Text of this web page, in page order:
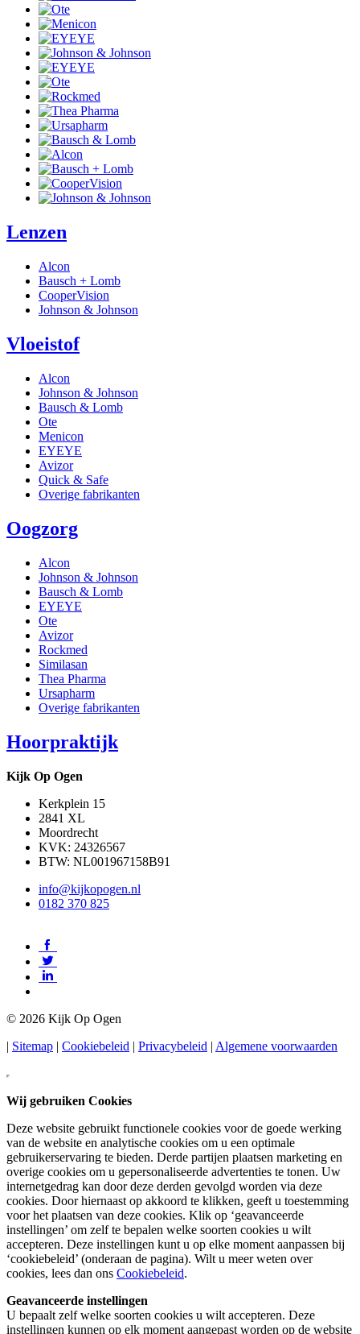
Lenzen
Alcon
Bausch + Lomb
CooperVision
Johnson & Johnson
Vloeistof
Alcon
Johnson & Johnson
Bausch & Lomb
Ote
Menicon
EYEYE
Avizor
Quick & Safe
Overige fabrikanten
Oogzorg
Alcon
Johnson & Johnson
Bausch & Lomb
EYEYE
Ote
Avizor
Rockmed
Similasan
Thea Pharma
Ursapharm
Overige fabrikanten
Hoorpraktijk
Kijk Op Ogen
Kerkplein 15
2841 XL
Moordrecht
KVK: 24326567
BTW: NL001967158B91
info@kijkopogen.nl
0182 370 825
© 2026 Kijk Op Ogen
| Sitemap | Cookiebeleid | Privacybeleid | Algemene voorwaarden
Wij gebruiken Cookies
Deze website gebruikt functionele cookies voor de goede werking
van de website en analytische cookies om u een optimale
gebruikerservaring te bieden. Derde partijen plaatsen marketing en
overige cookies om u gepersonaliseerde advertenties te tonen. Uw
internetgedrag kan door deze derden gevolgd worden via deze
cookies. Door hiernaast op akkoord te klikken, geeft u toestemming
voor het plaatsen van deze cookies. Klik op ‘geavanceerde
instellingen’ om zelf te bepalen welke soorten cookies u wilt
accepteren. Deze instellingen kunt u op elke moment aanpassen bij
‘cookiebeleid’ (onderaan de pagina). Wilt u meer weten over
cookies, lees dan ons Cookiebeleid.
Geavanceerde instellingen
U bepaalt zelf welke soorten cookies u wilt accepteren. Deze
instellingen kunnen op elk moment aangepast worden op de website